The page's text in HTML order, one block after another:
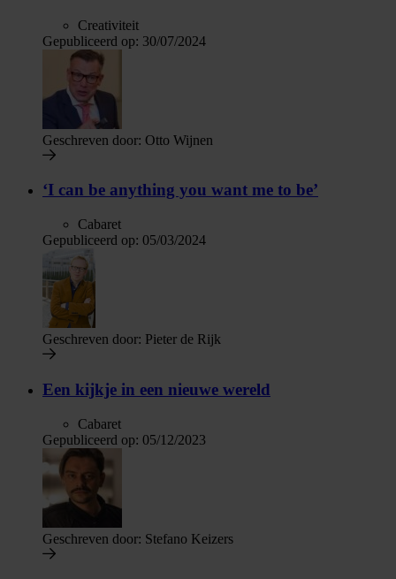
Creativiteit
Gepubliceerd op: 30/07/2024
Geschreven door: Otto Wijnen
‘I can be anything you want me to be’
Cabaret
Gepubliceerd op: 05/03/2024
Geschreven door: Pieter de Rijk
Een kijkje in een nieuwe wereld
Cabaret
Gepubliceerd op: 05/12/2023
Geschreven door: Stefano Keizers